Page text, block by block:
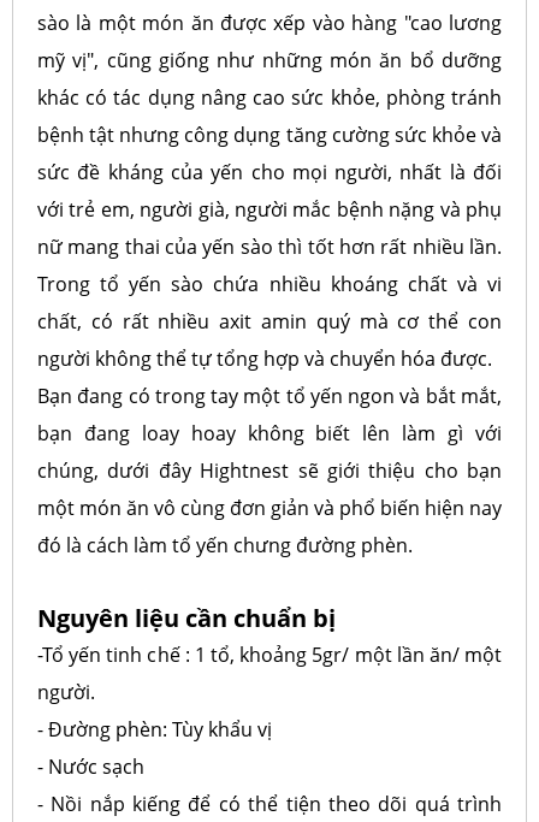
sào là một món ăn được xếp vào hàng "cao lương
mỹ vị", cũng giống như những món ăn bổ dưỡng
khác có tác dụng nâng cao sức khỏe, phòng tránh
bệnh tật nhưng công dụng tăng cường sức khỏe và
sức đề kháng của yến cho mọi người, nhất là đối
với trẻ em, người già, người mắc bệnh nặng và phụ
nữ mang thai của yến sào thì tốt hơn rất nhiều lần.
Trong tổ yến sào chứa nhiều khoáng chất và vi
chất, có rất nhiều axit amin quý mà cơ thể con
người không thể tự tổng hợp và chuyển hóa được.
Bạn đang có trong tay một tổ yến ngon và bắt mắt,
bạn đang loay hoay không biết lên làm gì với
chúng, dưới đây Hightnest sẽ giới thiệu cho bạn
một món ăn vô cùng đơn giản và phổ biến hiện nay
đó là cách làm tổ yến chưng đường phèn.
Nguyên liệu cần chuẩn bị
-Tổ yến tinh chế : 1 tổ, khoảng 5gr/ một lần ăn/ một
người.
- Đường phèn: Tùy khẩu vị
- Nước sạch
- Nồi nắp kiếng để có thể tiện theo dõi quá trình